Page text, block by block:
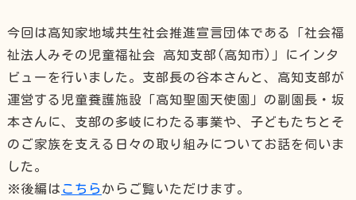
今回は高知家地域共生社会推進宣言団体である「社会福
祉法人みその児童福祉会 高知支部(高知市)」にインタ
ビューを行いました。支部長の谷本さんと、高知支部が
運営する児童養護施設「高知聖園天使園」の副園長・坂
本さんに、支部の多岐にわたる事業や、子どもたちとそ
のご家族を支える日々の取り組みについてお話を伺いま
した。
※後編は こちらからご覧いただけます。